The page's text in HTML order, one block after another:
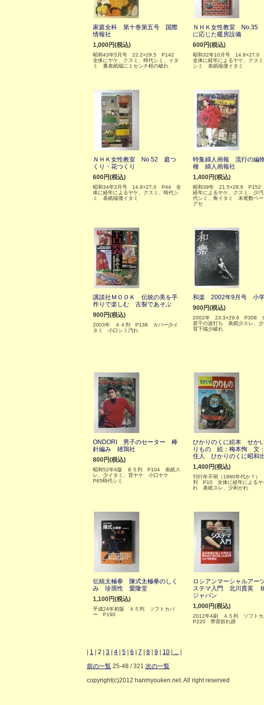
家庭全科 第十巻第五号 国際
情報社
1,000円(税込)
昭和43年5月号 22.2×29.5 P142
全体にヤケ、クスミ、時代シミ、イタ
ミ 裏表紙端に１センチ程の破れ
ＮＨＫ女性教室 No.35
に応じた暖房設備
600円(税込)
昭和32年10月号
全体に経年によるヤケ、クス
シミ 表紙端僅イタミ
ＮＨＫ女性教室 No.52 庭つ
くり・花つくり
600円(税込)
昭和34年3月号 14.8×27.0 P44 全
体に経年によるヤケ、クスミ、時代シ
ミ 表紙端僅イタミ
特集婦人画報 流行の編
種 婦人画報社
1,400円(税込)
昭和39年 21.5×28.8 P152
経年によるヤケ、クスミ、少
代シミ、角イタミ 末尾数ペー
グセ
講談社ＭＯＯＫ 伝統の美を手
作りで楽しむ 古裂であそぶ
900円(税込)
2003年 Ａ４判 P138 カバー少イ
タミ 小口シミ汚れ
和楽 2002年9月号 小
900円(税込)
2002年 23.3×29.6 P308
若干の波打ち 表紙少スレ、
背下端少破れ
ONDORI 男子のセーター 棒
針編み 雄鶏社
800円(税込)
昭和52年6版 Ｂ５判 P104 表紙ス
レ、少イタミ、背ヤケ 小口ヤケ
P65時代シミ
ひかりのくに絵本 せか
りもの 絵：梅本恂 文
住人 ひかりのくに昭和
1,400円(税込)
刊行年不明（1960年代か？）
判 P10 全体に経年によるヤ
れ 表紙スレ、少剥がれ
伝統太極拳 陳式太極拳のしく
み 珍孺性 愛隆堂
1,100円(税込)
平成24年初版 Ａ５判 ソフトカバ
ー P190
ロシアンマーシャルア
ステマ入門 北川貴英
ジャパン
1,000円(税込)
2012年4刷 Ａ５判 ソフト
P220 帯背折れ跡
1 2 3 4 5 6 7 8 9 10 ...
前の一覧 25-48 / 321 次の一覧
copyright(c)2012 hanmyouken.net. All right reserved